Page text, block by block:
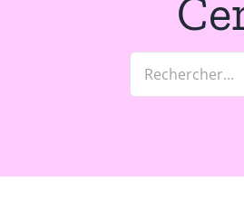
Rechercher: